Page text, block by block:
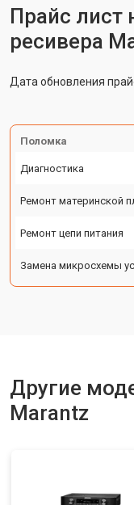
Прайс лист
ресивера
Дата обновления
Поломка
Диагностика
Ремонт материнской
Ремонт цепи питания
Замена микросхемы
Другие
Marantz